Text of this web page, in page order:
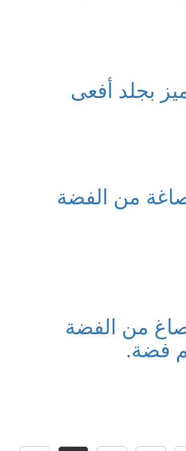
بجلد أفعى
من الفضة
من الفضة
فضة.